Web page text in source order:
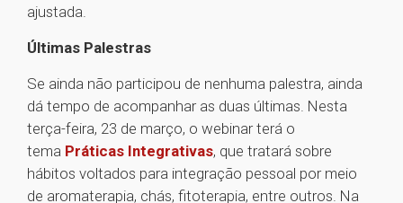
ajustada.
Últimas Palestras
Se ainda não participou de nenhuma palestra, ainda
dá tempo de acompanhar as duas últimas. Nesta
terça-feira, 23 de março, o webinar terá o
tema Práticas Integrativas, que tratará sobre
hábitos voltados para integração pessoal por meio
de aromaterapia, chás, fitoterapia, entre outros. Na